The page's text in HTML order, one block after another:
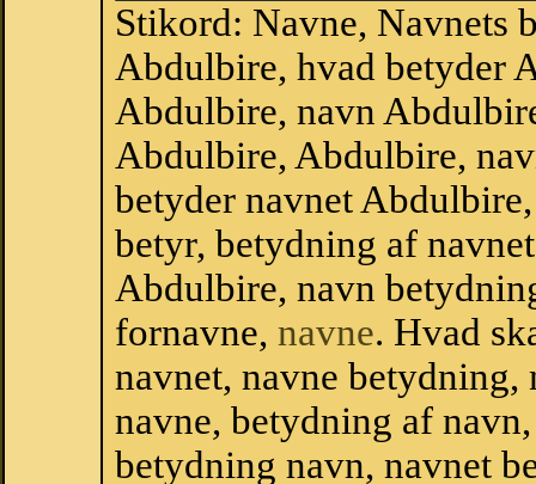
Stikord: Navne, Navnets
Abdulbire, hvad betyder
Abdulbire, navn
Abdulbire, Abdulbire,
betyder navnet
betyr, betydning af
Abdulbire, navn
fornavne, navne. Hvad
navnet, navne
navne, betydning af
betydning navn, navnet